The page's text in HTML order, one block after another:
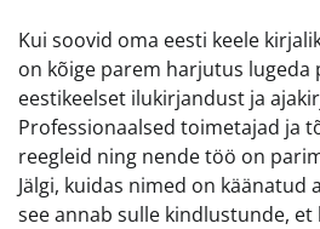
Kui soovid oma eesti keele
on kõige parem harjutus lugeda
eestikeelset ilukirjandust ja
Professionaalsed toimetajad ja
reegleid ning nende töö on
Jälgi, kuidas nimed on käänatud
see annab sulle kindlustunde,